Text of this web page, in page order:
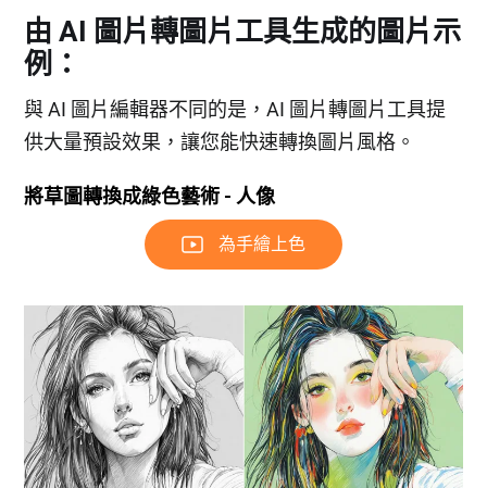
由 AI 圖片轉圖片工具生成的圖片示
例：
與 AI 圖片編輯器不同的是，AI 圖片轉圖片工具提
供大量預設效果，讓您能快速轉換圖片風格。
將草圖轉換成綠色藝術 - 人像
為手繪上色